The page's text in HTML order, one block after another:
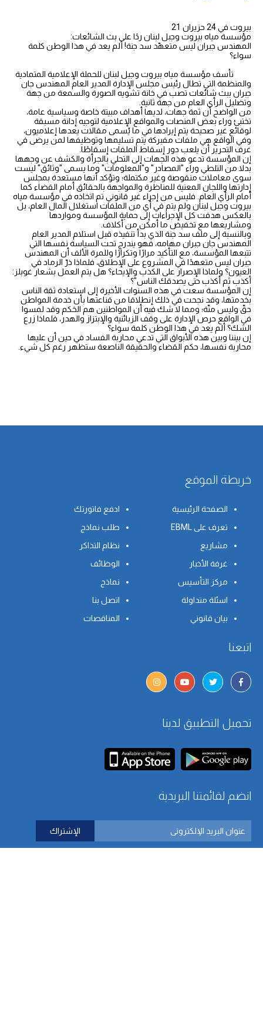
بيروت في 24 حزيران 21
مؤسسة مياه بيروت وجبل لبنان ردًا على بث الشائعات:
المهندس جبران ليس متعهّد سد جنة! ألم يعد في هذا الوطن كلمة
سواء؟
تأسف مؤسسة مياه بيروت وجبل لبنان للحملة الإعلامية المتمادية
والمنظمة التي تطال رئيس مجلس الإدارة المدير العام المهندس جان
جبران ببث شائعات تصب في خانة تشويه الصورة والسمعة من جهة
وتضليل الرأي العام من جهة ثانية.
من الواضح أن ثمة جهات، لديها أهداف مبيتة خاصة وسياسية عامة،
تختبئ وراء بعض المنصات والمواقع الإعلامية لتوجيه إدانة مسبقة
لوقائع غير صحيحة يتم إيرادها في ما يُسمى مقالات يعدها إعلاميون،
وفي الواقع هي ملفات مفبركة يتم تسليمها وتوظيفها لمن يرضى في
غرف التحرير أن يلعب دور إسقاط الملفات إسقاطًا.
إن المؤسسة تدعو هذه الجهات إلى التحلي بالجرأة والكشف عن وجهها
بدلا من التلطي وراء "المصادر" و"المعلومات" وما يسمى "وثائق" ليست
سوى معاملات منقوصة وغير مكتملة؛ وتؤكد أنها مستعدة بمجلس
إدارتها واللجان المعنية للمناظرة والمواجهة بالحقائق أمام القضاء كما
أمام الرأي العام. فليس من إجراء غير قانوني تم اتخاذه في مؤسسة مياه
بيروت وجبل لبنان ولم يتم في أي من الملفات استغلال المال العام، بل
بالعكس هدفت كل الإجراءات إلى حماية المؤسسة ومواردها
ومشاريعها مع تخفيض ما أمكن من أكلاف.
وبالنسبة إلى ملف سد جنة الذي بدأ تنفيذه قبل استلام المدير العام
المهندس جان جبران مهامه، فهو يندرج تحت السياسة نفسها التي
تتبعها المؤسسة، مع التأكيد مرارًا وتكرارًا وللمرة الألف أن المهندس
جبران ليس متعهدًا في المشروع على الإطلاق، فلماذا ذرّ الرماد في
العيون؟ ولماذا الإصرار على الكذب والإيحاء؟ هل يتم العمل بشعار غوبلز:
أكذب ثم أكذب حتى يصدقك الناس"؟
إن المؤسسة سعت في هذه السنوات الأخيرة إلى استعادة ثقة الناس
بخدمتها، وقد نجحت في ذلك إنطلاقا من قناعتها بأن خدمة المواطن
حقّ وليس منّة؛ ومما لا شك فيه أن المواطنين هم الحَكم وقد لمسوا
في الواقع حرص الإدارة على وقف الزبائنية والإبتزاز والهدر، فلماذا زرع
الشك؟ ألم يعد في هذا الوطن كلمة سواء؟
إن بيننا وبين هذه الأبواق التي تدعي محاربة الفساد في حين أن عليها
محاربة نفسها، حكم القضاء والحقيقة الناصعة ستظهر رغم كل شيء.
خريطة الموقع
الصفحة الرئيسية
ادفع فاتورتك
تعرف على EBML
طلب نماذج
مشاريع
نظام التذاكر
غرفة الأخبار
الوظائف
مركز التأسيس
نماذج
اسئلة متداولة
اتصل بنا
بيان قانوني
المناقصات
اتبعنا
تحميل التطبيق لدينا
انضم لقائمتنا البريدية